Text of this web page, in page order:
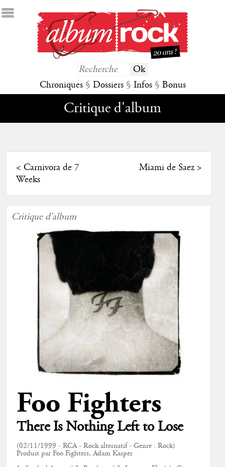
Chroniques § Dossiers § Infos § Bonus
Critique d'album
< Carnivora de 7
Weeks
Miami de Saez>
Critique d'album
Foo Fighters
There Is Nothing Left to Lose
(02/11/1999 - RCA - Rock alternatif - Genre : Rock)
Produit par Foo Fighters, Adam Kasper